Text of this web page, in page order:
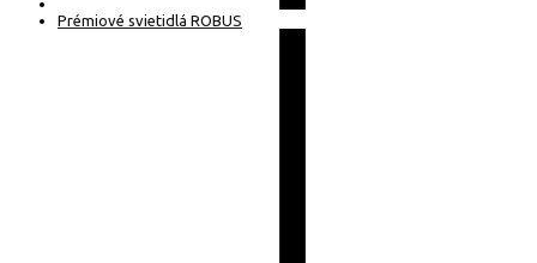
Prémiové svietidlá ROBUS